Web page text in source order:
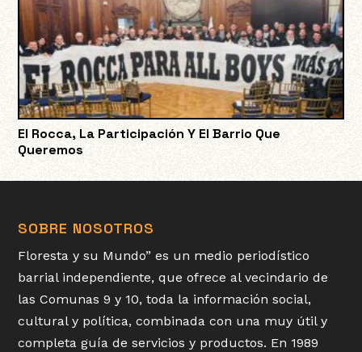
El Rocca, La Participación Y El Barrio Que
Queremos
SOBRE NOSOTROS
Floresta y su Mundo” es un medio periodístico
barrial independiente, que ofrece al vecindario de
las Comunas 9 y 10, toda la información social,
cultural y política, combinada con una muy útil y
completa guía de servicios y productos. En 1989